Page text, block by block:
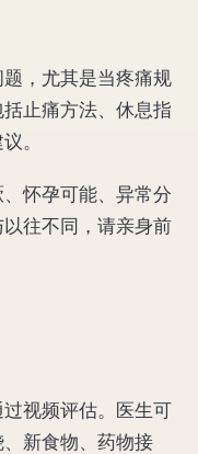
，尤其是当疼痛规
止痛方法、休息指
。
怀孕可能、异常分
往不同，请亲身前
视频评估。医生可
新食物、药物接